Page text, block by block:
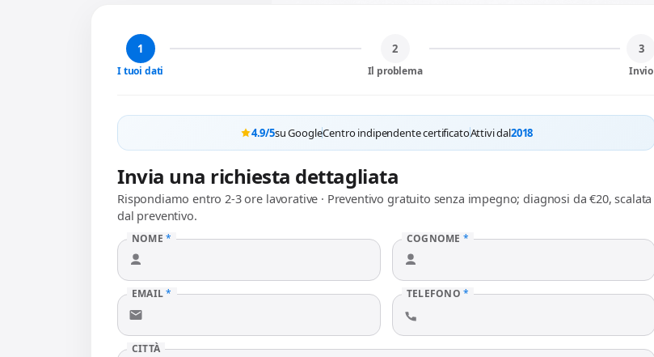
1
I tuoi dati
2
Il problema
3
Invio
4.9/5su GoogleCentro indipendente certificatoAttivi dal2018
Invia una richiesta dettagliata
Rispondiamo entro 2-3 ore lavorative · Preventivo gratuito senza impegno; diagnosi da €20, scalata
dal preventivo.
NOME* COGNOME *
EMAIL* TELEFONO*
CITTÀ